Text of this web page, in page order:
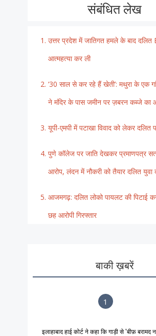
संबंधित लेख
उत्तर प्रदेश में जातिगत हमले के बाद दलित
आत्महत्या कर ली
‘30 साल से कर रहे हैं खेती’: मथुरा के एक
ने मंदिर के पास जमीन पर ज़बरन कब्जे का
यूपी-एमपी में पटाखा विवाद को लेकर दलित
पुणे कॉलेज पर जाति देखकर प्रमाणपत्र
आरोप, लंदन में नौकरी को तैयार दलित युवा
आजमगढ़: दलित लोको पायलट की पिटाई
छह आरोपी गिरफ्तार
बाकी ख़बरें
1
इलाहाबाद हाई कोर्ट ने कहा कि गाड़ी से 'बीफ़ बरामद